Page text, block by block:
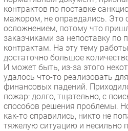
контрактов по поставке
мажором, не оправдались. Это
осложнением, потому что
заказчиками за непоставку по
контрактам. На эту тему
достаточно большое
И может быть, из-за этого
удалось что-то реализовать
финансовых падений.
пожар: долго, тщательно, с
способов решения проблемы.
как-то справились, никто не
тяжелую ситуацию и несильно